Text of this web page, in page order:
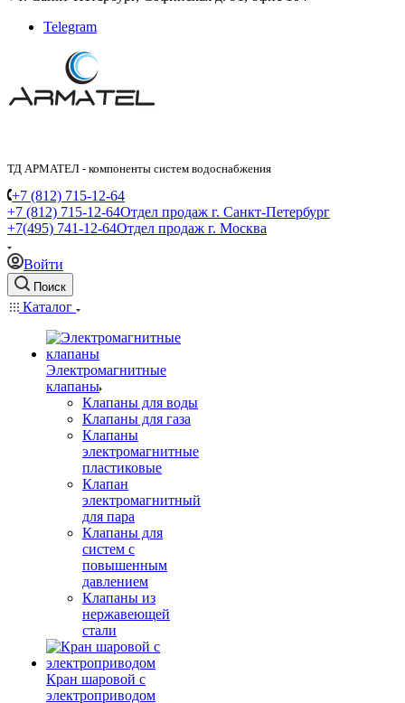
Telegram
ТД АРМАТЕЛ - компоненты систем водоснабжения
+7 (812) 715-12-64
+7 (812) 715-12-64Отдел продаж г. Санкт-Петербург
+7(495) 741-12-64Отдел продаж г. Москва
Войти
Поиск
Каталог
Электромагнитные
клапаны
Клапаны для воды
Клапаны для газа
Клапаны
электромагнитные
пластиковые
Клапан
электромагнитный
для пара
Клапаны для
систем с
повышенным
давлением
Клапаны из
нержавеющей
стали
Кран шаровой с
электроприводом